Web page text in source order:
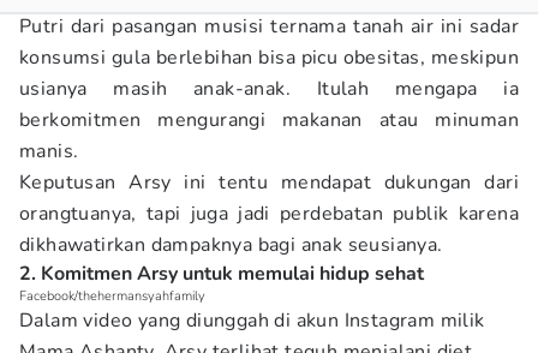
Putri dari pasangan musisi ternama tanah air ini sadar
konsumsi gula berlebihan bisa picu obesitas, meskipun
usianya masih anak-anak. Itulah mengapa ia
berkomitmen mengurangi makanan atau minuman
manis.
Keputusan Arsy ini tentu mendapat dukungan dari
orangtuanya, tapi juga jadi perdebatan publik karena
dikhawatirkan dampaknya bagi anak seusianya.
2. Komitmen Arsy untuk memulai hidup sehat
Facebook/thehermansyahfamily
Dalam video yang diunggah di akun Instagram milik